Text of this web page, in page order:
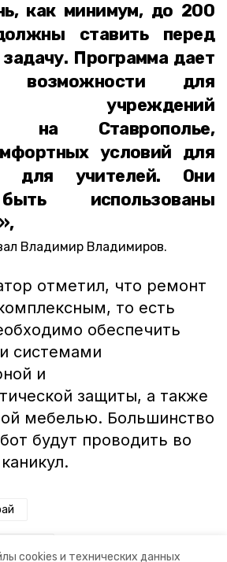
cookies и технических данных
как минимум, до 200
ставить перед
Программа дает
возможности для
учреждений
на Ставрополье,
условий для
для учителей. Они
использованы
Владимир Владимиров.
отметил, что ремонт
то есть
обеспечить
системами
и
защиты, а также
мебелью. Большинство
будут проводить во